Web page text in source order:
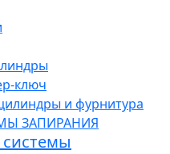
ключ
и фурнитура
ЗАПИРАНИЯ
системы